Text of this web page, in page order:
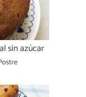
sin azúcar